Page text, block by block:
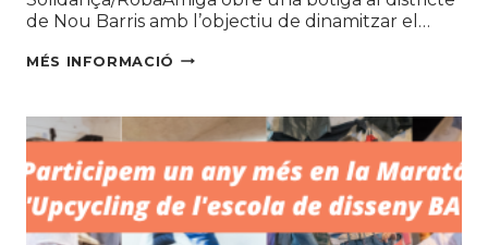
de Nou Barris amb l’objectiu de dinamitzar el…
MÉS INFORMACIÓ OBRIM
SOLIDANÇA
/
ROBA
A
NOU